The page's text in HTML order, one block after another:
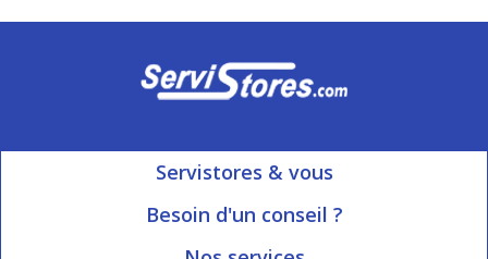
Servistores & vous
Mon compte
Besoin d'un conseil ?
Ouvert du Lundi au Vendredi